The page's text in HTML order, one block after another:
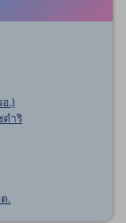
.)
ดำริ
.